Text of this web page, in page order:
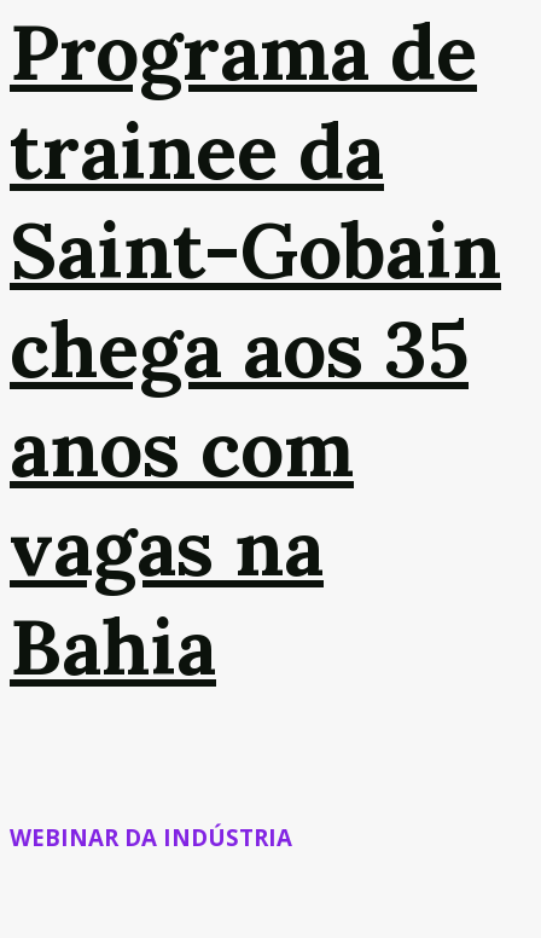
Programa de
trainee da
Saint-Gobain
chega aos 35
anos com
vagas na
Bahia
WEBINAR DA INDÚSTRIA